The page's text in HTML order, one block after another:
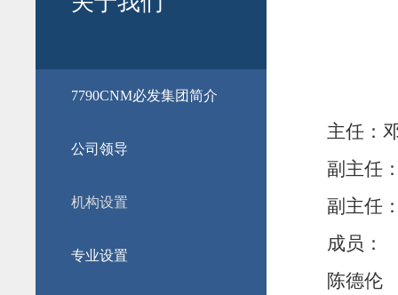
​7790CNM必发集团简介
公司领导
机构设置
专业设置
主任：
副主任
副主任
成 员：
陈德